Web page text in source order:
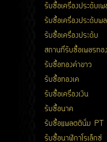
รับซื้อเครื่องประดับเพ
รับซื้อเครื่องประดับพ
รับซื้อเครื่องประดับ
สถานที่รับซื้อเพชรทอง
รับซื้อทองคำขาว
รับซื้อทองเค
รับซื้อเครื่องเงิน
รับซื้อนาค
รับซื้อแพลตตินั่ม PT
รับซื้อนาฬิกาโรเล็กซ์